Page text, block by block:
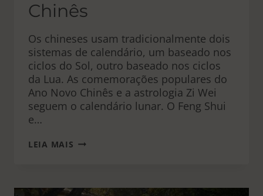
Chinês
Os chineses usam tradicionalmente dois
sistemas de calendário, um baseado nos
ciclos do Sol, outro baseado nos ciclos
da Lua. As comemorações populares do
Ano Novo Chinês e a astrologia Zi Wei
seguem o calendário lunar. O Feng Shui
e…
LEIA MAIS MUDANÇAS